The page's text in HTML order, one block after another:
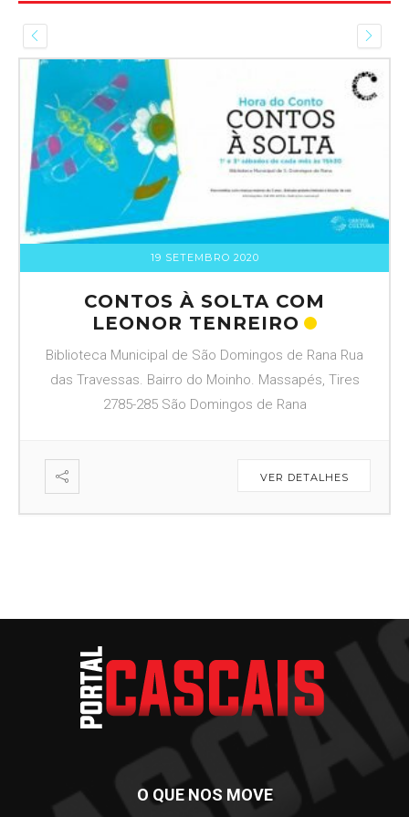
19 SETEMBRO 2020
CONTOS À SOLTA COM
LEONOR TENREIRO
Biblioteca Municipal de São Domingos de Rana Rua
das Travessas. Bairro do Moinho. Massapés, Tires
2785-285 São Domingos de Rana
VER DETALHES
O QUE NOS MOVE